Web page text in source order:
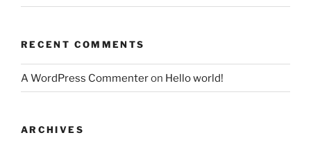
RECENT COMMENTS
A WordPress Commenteron Hello world!
ARCHIVES